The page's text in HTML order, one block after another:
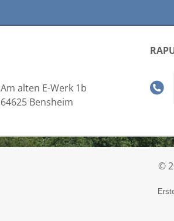
Am alten E-Werk 1b
64625 Bensheim
©